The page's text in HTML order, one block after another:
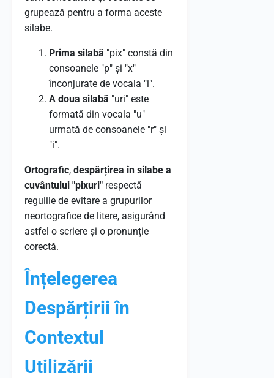
grupează pentru a forma aceste
silabe.
Prima silabă "pix" constă din
consoanele "p" și "x"
înconjurate de vocala "i".
A doua silabă "uri" este
formată din vocala "u"
urmată de consoanele "r" și
"i".
Ortografic, despărțirea în silabe a
cuvântului "pixuri" respectă
regulile de evitare a grupurilor
neortografice de litere, asigurând
astfel o scriere și o pronunție
corectă.
Înțelegerea
Despărțirii în
Contextul
Utilizării